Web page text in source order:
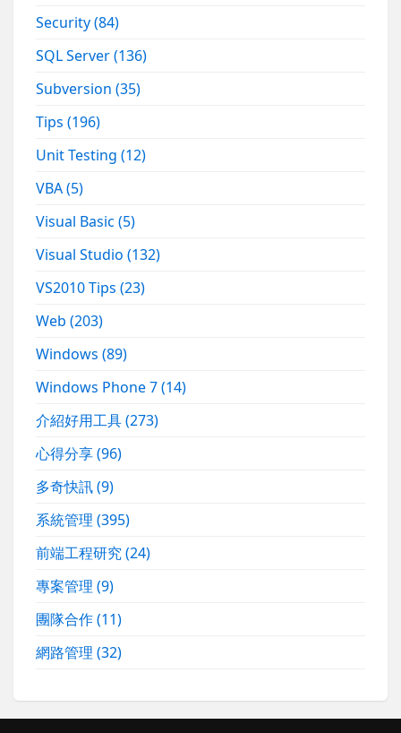
Security(84)
SQL Server(136)
Subversion(35)
Tips(196)
Unit Testing(12)
VBA(5)
Visual Basic(5)
Visual Studio(132)
VS2010 Tips(23)
Web(203)
Windows(89)
Windows Phone 7(14)
介紹好用工具(273)
心得分享(96)
多奇快訊(9)
系統管理(395)
前端工程研究(24)
專案管理(9)
團隊合作(11)
網路管理(32)